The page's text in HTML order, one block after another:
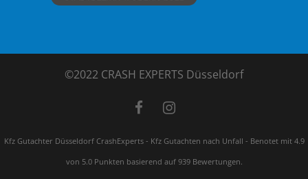
©2022 CRASH EXPERTS Düsseldorf
Kfz Gutachter Düsseldorf CrashExperts - Kfz Gutachten nach Unfall - Benotet mit 4.9
von 5.0 Punkten basierend auf 939Bewertungen.